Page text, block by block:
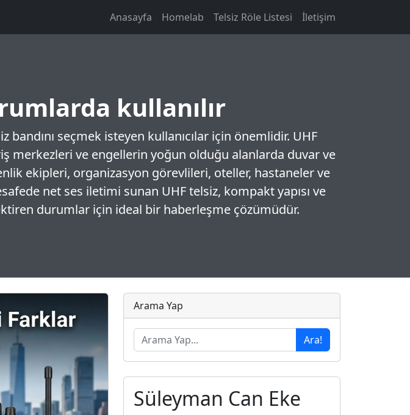
Anasayfa Homelab Telsiz Röle Listesi İletişim
kullanılır
seçmek isteyen kullanıcılar için önemlidir. UHF
merkezleri ve engellerin yoğun olduğu alanlarda duvar ve
ekipleri, organizasyon görevlileri, oteller, hastaneler ve
net ses iletimi sunan UHF telsiz, kompakt yapısı ve
durumlar için ideal bir haberleşme çözümüdür.
Arama Yap
Ara!
Süleyman Can Eke